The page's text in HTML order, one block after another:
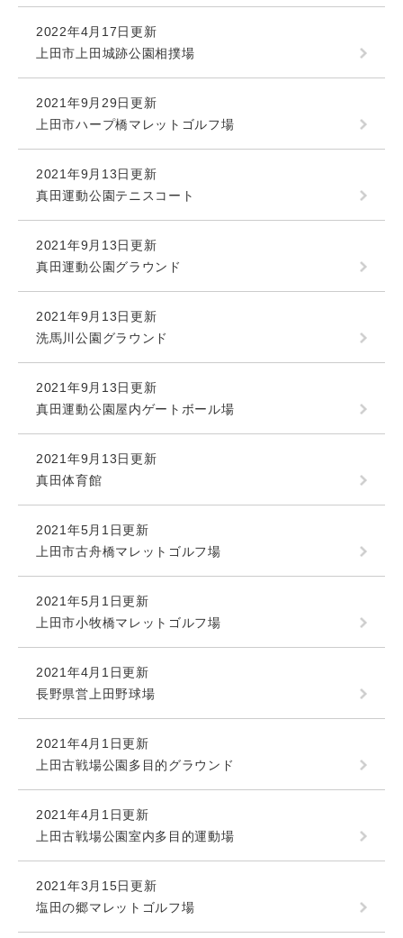
2022年4月17日更新
上田市上田城跡公園相撲場
2021年9月29日更新
上田市ハープ橋マレットゴルフ場
2021年9月13日更新
真田運動公園テニスコート
2021年9月13日更新
真田運動公園グラウンド
2021年9月13日更新
洗馬川公園グラウンド
2021年9月13日更新
真田運動公園屋内ゲートボール場
2021年9月13日更新
真田体育館
2021年5月1日更新
上田市古舟橋マレットゴルフ場
2021年5月1日更新
上田市小牧橋マレットゴルフ場
2021年4月1日更新
長野県営上田野球場
2021年4月1日更新
上田古戦場公園多目的グラウンド
2021年4月1日更新
上田古戦場公園室内多目的運動場
2021年3月15日更新
塩田の郷マレットゴルフ場